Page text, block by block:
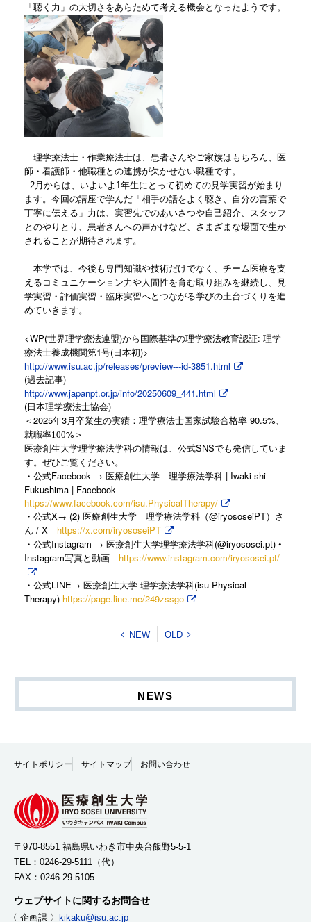
「聴く力」の大切さをあらためて考える機会となったようです。
理学療法士・作業療法士は、患者さんやご家族はもちろん、医
師・看護師・他職種との連携が欠かせない職種です。
2月からは、いよいよ1年生にとって初めての見学実習が始まり
ます。今回の講座で学んだ「相手の話をよく聴き、自分の言葉で
丁寧に伝える」力は、実習先でのあいさつや自己紹介、スタッフ
とのやりとり、患者さんへの声かけなど、さまざまな場面で生か
されることが期待されます。
本学では、今後も専門知識や技術だけでなく、チーム医療を支
えるコミュニケーション力や人間性を育む取り組みを継続し、見
学実習・評価実習・臨床実習へとつながる学びの土台づくりを進
めていきます。
<WP(世界理学療法連盟)から国際基準の理学療法教育認証: 理学
療法士養成機関第1号(日本初)>
http://www.isu.ac.jp/releases/preview---id-3851.html
(過去記事)
http://www.japanpt.or.jp/info/20250609_441.html
(日本理学療法士協会)
＜ 2025年3月卒業生の実績：理学療法士国家試験合格率90.5%
就職率100% ＞
医療創生大学理学療法学科の情報は、公式SNSでも発信していま
す。ぜひご覧ください。
・公式Facebook → 医療創生大学 理学療法学科| Iwaki-shi
Fukushima | Facebook
https://www.facebook.com/isu.PhysicalTherapy/
・公式X→ (2) 医療創生大学 理学療法学科（@iryososeiPT）さ
ん / X https://x.com/iryososeiPT
・公式Instagram → 医療創生大学理学療法学科(@iryososei.pt) •
Instagram写真と動画 https://www.instagram.com/iryososei.pt/
・公式LINE→ 医療創生大学 理学療法学科(isu Physical
Therapy) https://page.line.me/249zssgo
NEW OLD
NEWS
サイトポリシー サイトマップ お問い合わせ
〒970-8551 福島県いわき市中央台飯野5-5-1
TEL： 0246-29-5111
（代）
FAX：0246-29-5105
ウェブサイトに関するお問合せ
〈 企画課 〉 kikaku@isu.ac.jp